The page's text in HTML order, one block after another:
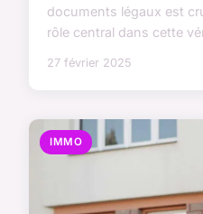
documents légaux est
rôle central dans cette
27 février 2025
IMMO